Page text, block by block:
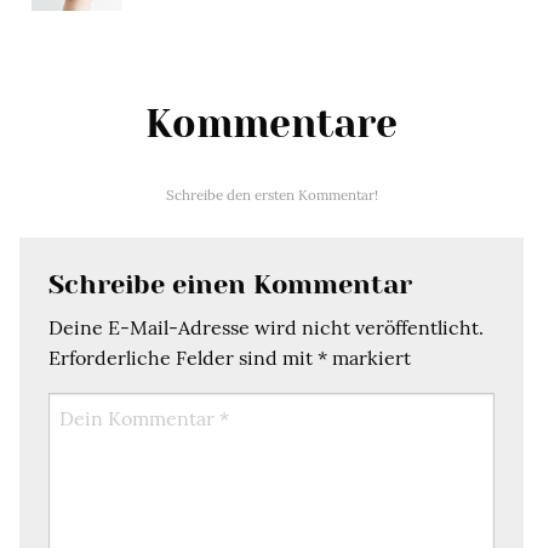
Kommentare
Schreibe den ersten Kommentar!
Schreibe einen Kommentar
Deine E-Mail-Adresse wird nicht veröffentlicht.
Erforderliche Felder sind mit * markiert